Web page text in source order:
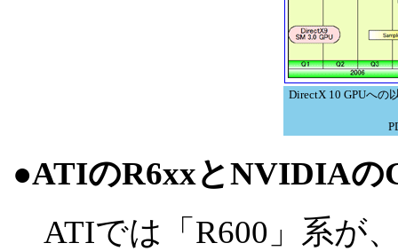
DirectX 10 GPUへの
●ATIのR6xxとNVIDIAの
ATIでは「R600」系が